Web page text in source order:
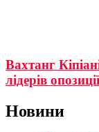
Вахтанг
лідерів
Новини